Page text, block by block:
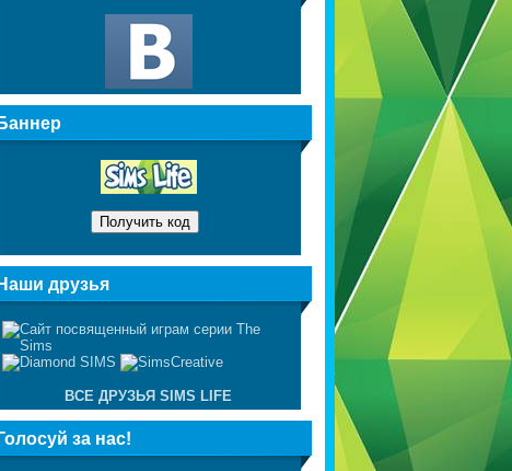
Баннер
Наши друзья
ВСЕ ДРУЗЬЯ SIMS LIFE
Голосуй за нас!